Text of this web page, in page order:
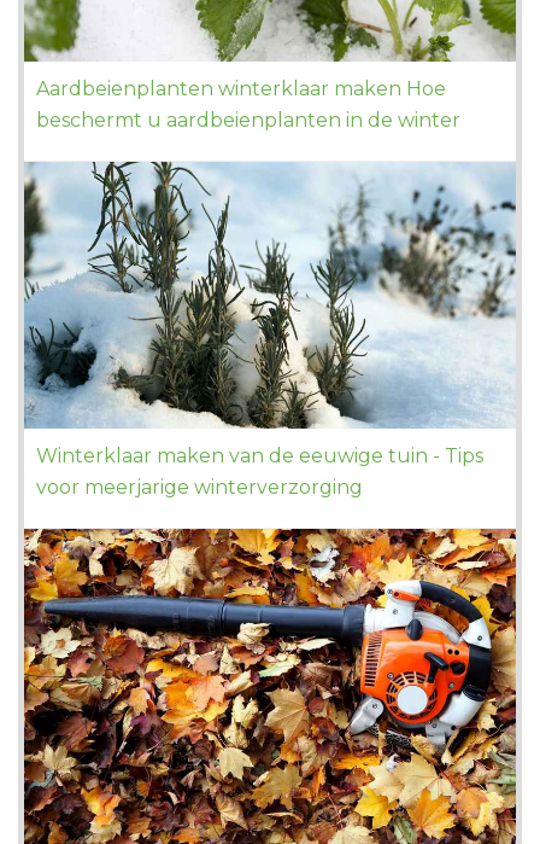
Aardbeienplanten winterklaar maken Hoe
beschermt u aardbeienplanten in de winter
Winterklaar maken van de eeuwige tuin - Tips
voor meerjarige winterverzorging